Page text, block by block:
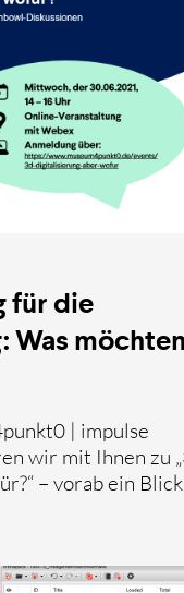
für die
möchten
| impulse
wir mit Ihnen zu
– vorab ein